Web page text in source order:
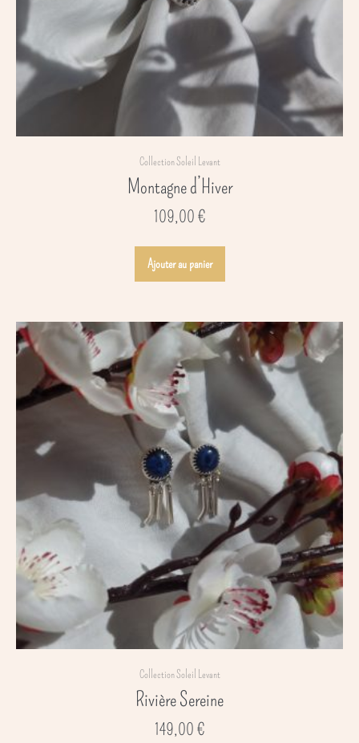
Collection Soleil Levant
Montagne d’Hiver
109,00 €
Ajouter au panier
Collection Soleil Levant
Rivière Sereine
149,00 €